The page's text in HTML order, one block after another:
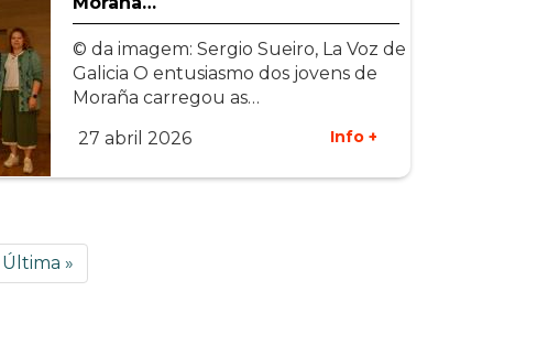
© da imagem: Sergio Sueiro, La Voz de
Galicia O entusiasmo dos jovens de
Moraña carregou as…
27 abril 2026
Info +
Última
página
Última »